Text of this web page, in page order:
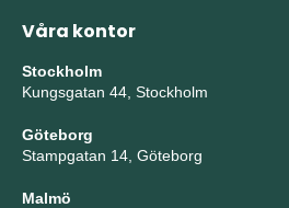
Våra kontor
Stockholm
Kungsgatan 44, Stockholm
Göteborg
Stampgatan 14, Göteborg
Malmö